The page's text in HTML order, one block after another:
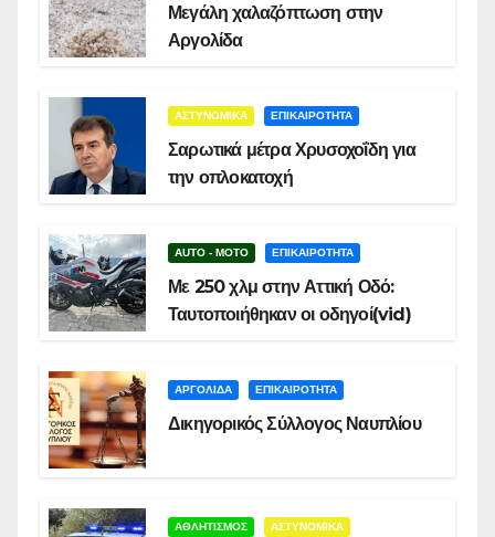
Μεγάλη χαλαζόπτωση στην
Αργολίδα
ΑΣΤΥΝΟΜΙΚΑ ΕΠΙΚΑΙΡΟΤΗΤΑ
Σαρωτικά μέτρα Χρυσοχοΐδη για
την οπλοκατοχή
AUTO - MOTO ΕΠΙΚΑΙΡΟΤΗΤΑ
Με 250 χλμ στην Αττική Οδό:
Ταυτοποιήθηκαν οι οδηγοί(vid)
ΑΡΓΟΛΙΔΑ ΕΠΙΚΑΙΡΟΤΗΤΑ
Δικηγορικός Σύλλογος Ναυπλίου
ΑΘΛΗΤΙΣΜΟΣ ΑΣΤΥΝΟΜΙΚΑ